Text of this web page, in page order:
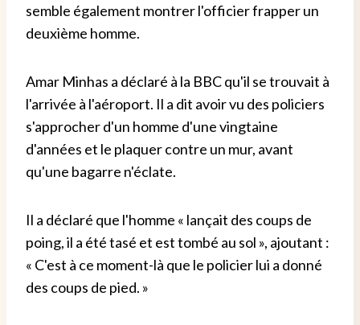
semble également montrer l'officier frapper un
deuxième homme.
Amar Minhas a déclaré à la BBC qu'il se trouvait à
l'arrivée à l'aéroport. Il a dit avoir vu des policiers
s'approcher d'un homme d'une vingtaine
d'années et le plaquer contre un mur, avant
qu'une bagarre n'éclate.
Il a déclaré que l'homme « lançait des coups de
poing, il a été tasé et est tombé au sol », ajoutant :
« C'est à ce moment-là que le policier lui a donné
des coups de pied. »